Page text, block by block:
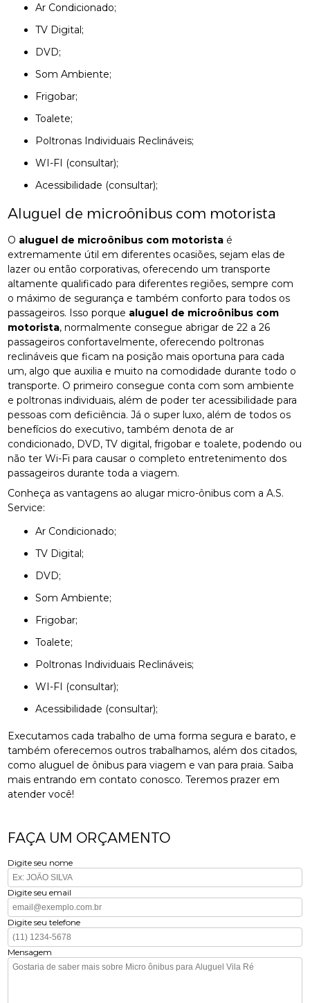
Ar Condicionado;
TV Digital;
DVD;
Som Ambiente;
Frigobar;
Toalete;
Poltronas Individuais Reclináveis;
WI-FI (consultar);
Acessibilidade (consultar);
Aluguel de microônibus com motorista
O aluguel de microônibus com motorista é
extremamente útil em diferentes ocasiões, sejam elas de
lazer ou então corporativas, oferecendo um transporte
altamente qualificado para diferentes regiões, sempre com
o máximo de segurança e também conforto para todos os
passageiros. Isso porque aluguel de microônibus com
motorista, normalmente consegue abrigar de 22 a 26
passageiros confortavelmente, oferecendo poltronas
reclináveis que ficam na posição mais oportuna para cada
um, algo que auxilia e muito na comodidade durante todo o
transporte. O primeiro consegue conta com som ambiente
e poltronas individuais, além de poder ter acessibilidade para
pessoas com deficiência. Já o super luxo, além de todos os
benefícios do executivo, também denota de ar
condicionado, DVD, TV digital, frigobar e toalete, podendo ou
não ter Wi-Fi para causar o completo entretenimento dos
passageiros durante toda a viagem.
Conheça as vantagens ao alugar micro-ônibus com a A.S.
Service:
Ar Condicionado;
TV Digital;
DVD;
Som Ambiente;
Frigobar;
Toalete;
Poltronas Individuais Reclináveis;
WI-FI (consultar);
Acessibilidade (consultar);
Executamos cada trabalho de uma forma segura e barato, e
também oferecemos outros trabalhamos, além dos citados,
como aluguel de ônibus para viagem e van para praia. Saiba
mais entrando em contato conosco. Teremos prazer em
atender você!
FAÇA UM ORÇAMENTO
Digite seu nome
Digite seu email
Digite seu telefone
Mensagem